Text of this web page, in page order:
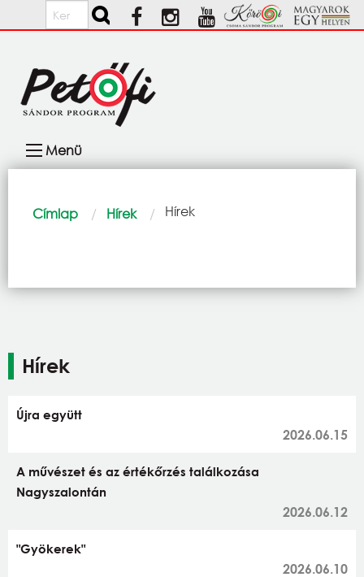
Ugrás a tartalomra
Keresés
navigáció
Menü
Morzsa
Címlap Hírek Current:
Hírek
Hírek
Újra együtt
2026.06.15
A művészet és az értékőrzés találkozása
Nagyszalontán
2026.06.12
"Gyökerek"
2026.06.10